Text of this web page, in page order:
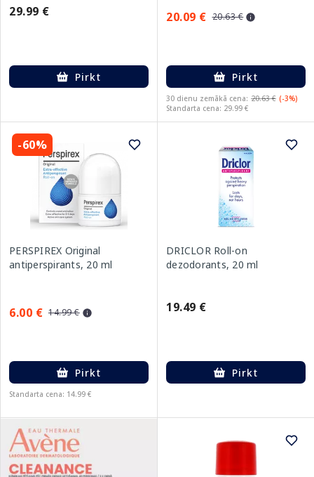
29.99 €
Pirkt
20.09 € 20.63 €
Pirkt
30 dienu zemākā cena: 20.63 € (-3%)
Standarta cena: 29.99 €
-60%
PERSPIREX Original
antiperspirants, 20 ml
6.00 € 14.99 €
Pirkt
Standarta cena: 14.99 €
DRICLOR Roll-on
dezodorants, 20 ml
19.49 €
Pirkt